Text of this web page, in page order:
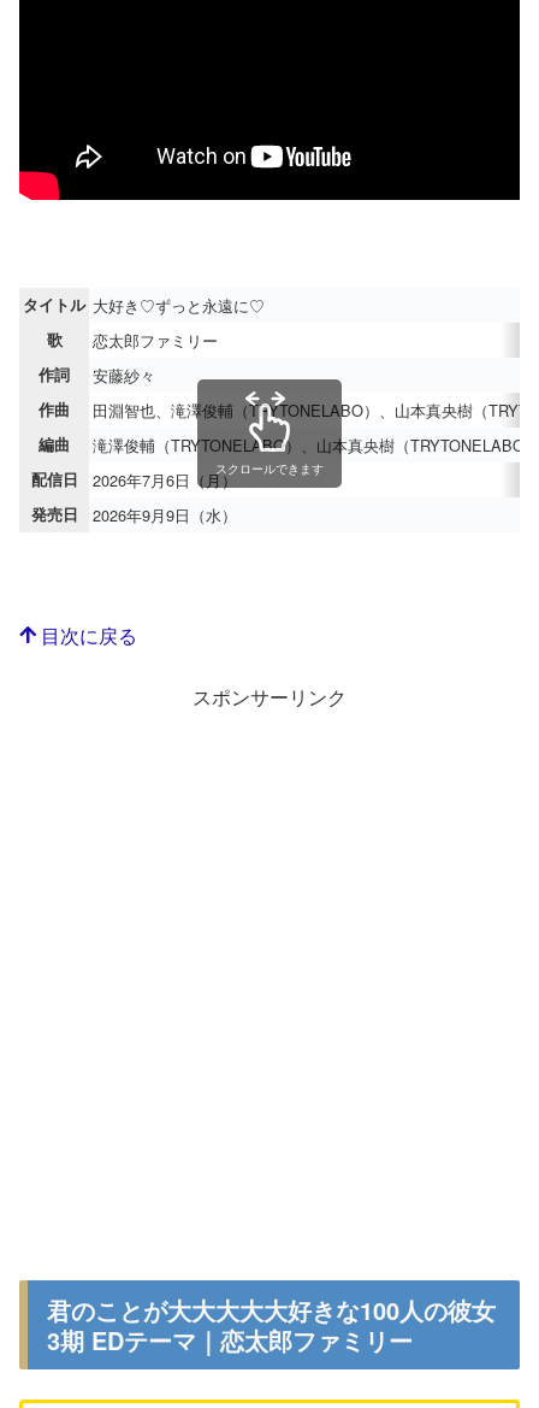
タイトル 大好き♡ずっと永遠に♡
歌 恋太郎ファミリー
作詞 安藤紗々
作曲 田淵智也、滝澤俊輔（TRYTONELABO）、山本真央樹（
編曲 滝澤俊輔（TRYTONELABO）、山本真央樹（TRYTONELABO）
配信日 2026年7月6日（月）
発売日 2026年9月9日（水）
スクロールできます
目次に戻る
スポンサーリンク
君のことが大大大大大好きな100人の彼女
3期 EDテーマ｜恋太郎ファミリー